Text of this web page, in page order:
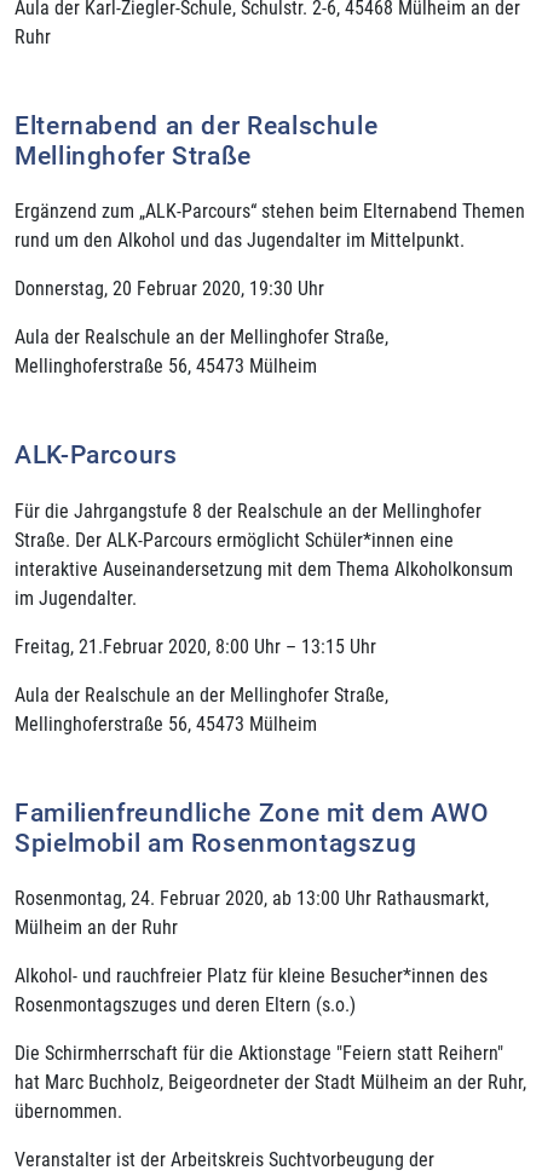
Aula der Karl-Ziegler-Schule, Schulstr. 2-6, 45468 Mülheim an der
Ruhr
Elternabend an der Realschule
Mellinghofer Straße
Ergänzend zum „ALK-Parcours“ stehen beim Elternabend Themen
rund um den Alkohol und das Jugendalter im Mittelpunkt.
Donnerstag, 20 Februar 2020, 19:30 Uhr
Aula der Realschule an der Mellinghofer Straße,
Mellinghoferstraße 56, 45473 Mülheim
ALK-Parcours
Für die Jahrgangstufe 8 der Realschule an der Mellinghofer
Straße. Der ALK-Parcours ermöglicht Schüler*innen eine
interaktive Auseinandersetzung mit dem Thema Alkoholkonsum
im Jugendalter.
Freitag, 21.Februar 2020, 8:00 Uhr – 13:15 Uhr
Aula der Realschule an der Mellinghofer Straße,
Mellinghoferstraße 56, 45473 Mülheim
Familienfreundliche Zone mit dem AWO
Spielmobil am Rosenmontagszug
Rosenmontag, 24. Februar 2020, ab 13:00 Uhr Rathausmarkt,
Mülheim an der Ruhr
Alkohol- und rauchfreier Platz für kleine Besucher*innen des
Rosenmontagszuges und deren Eltern (s.o.)
Die Schirmherrschaft für die Aktionstage "Feiern statt Reihern"
hat Marc Buchholz, Beigeordneter der Stadt Mülheim an der Ruhr,
übernommen.
Veranstalter ist der Arbeitskreis Suchtvorbeugung der